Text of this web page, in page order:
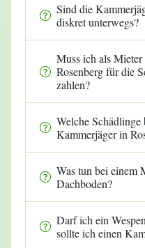
Sind die
diskret unterwegs?
Muss ich als
Rosenberg für die
zahlen?
Welche Schädlinge
Kammerjäger in
Was tun bei einem
Dachboden?
Darf ich ein
sollte ich einen